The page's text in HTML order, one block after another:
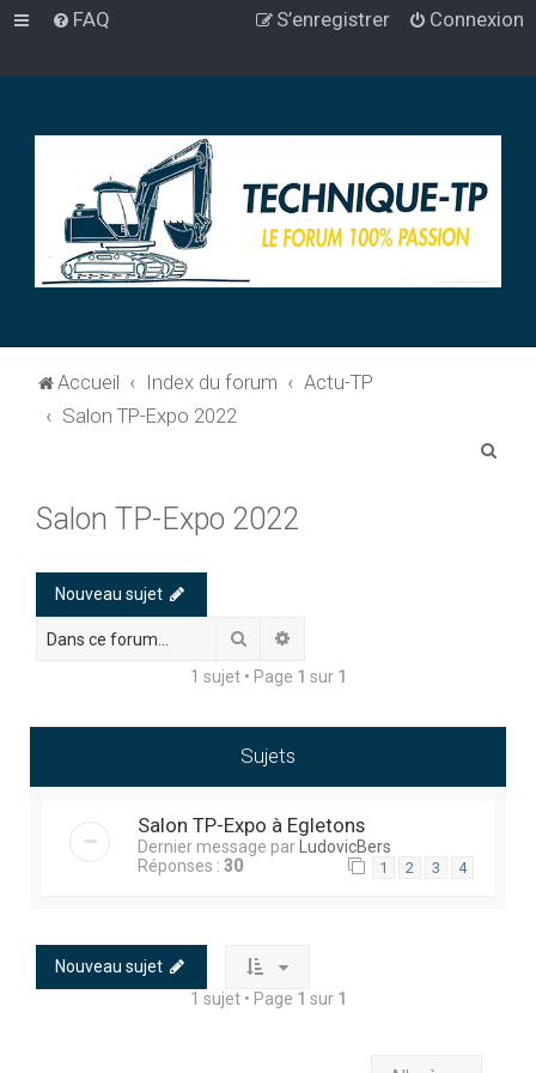
FAQ Connexion
S’enregistrer
Accueil Index du forum
Actu-TP
Salon TP-Expo 2022
Salon TP-Expo 2022
Nouveau sujet
Rechercher
1 sujet • Page 1 sur 1
Sujets
Salon TP-Expo à Egletons
Dernier message par
LudovicBers
Réponses : 30 1 2 3 4
Nouveau sujet
1 sujet • Page 1 sur 1